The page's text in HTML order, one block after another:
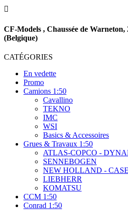

CF-Models , Chaussée de Warneton,
(Belgique)
CATÉGORIES
En vedette
Promo
Camions 1:50
Cavallino
TEKNO
IMC
WSI
Basics & Accessoires
Grues & Travaux 1:50
ATLAS-COPCO -
SENNEBOGEN
NEW HOLLAND - CASE
LIEBHERR
KOMATSU
CCM 1:50
Conrad 1:50